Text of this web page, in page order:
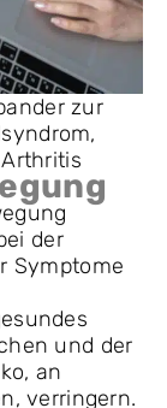
zur
der
Symptome
und der
an
verringern.